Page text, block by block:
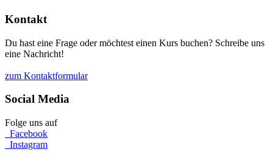
Kontakt
Du hast eine Frage oder möchtest einen Kurs buchen? Schreibe uns
eine Nachricht!
zum Kontaktformular
Social Media
Folge uns auf
Facebook
Instagram